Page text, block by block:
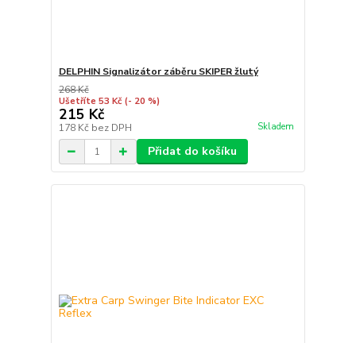
DELPHIN Signalizátor záběru SKIPER žlutý
268 Kč
Ušetříte 53 Kč (- 20 %)
215 Kč
178 Kč bez DPH Skladem
Přidat do košíku